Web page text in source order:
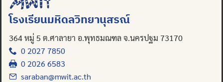
โรงเรียนมหิดลวิทยานุสรณ์
364 หมู่ 5 ต.ศาลายา อ.พุทธมณฑล จ.นครปฐม 73170
0 2027 7850
0 2026 6583
saraban@mwit.ac.th